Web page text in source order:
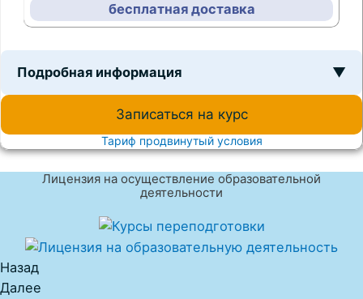
бесплатная доставка
Подробная информация ▼
Записаться на курс
Тариф продвинутый условия
Лицензия на осуществление образовательной
деятельности
Назад
Далее